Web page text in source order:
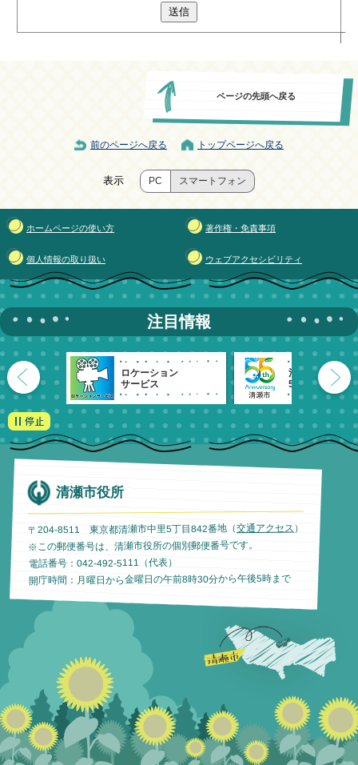
送信
ページの先頭へ戻る
前のページへ戻る トップページへ戻る
表示 PC スマートフォン
ホームページの使い方 著作権・免責事項
個人情報の取り扱い ウェブアクセシビリティ
注目情報
ロケーション
サービス
清瀬市
55周年記念
清瀬市役所
〒204-8511 東京都清瀬市中里5丁目842番地（交通アクセス ）
※この郵便番号は、清瀬市役所の個別郵便番号です。
電話番号：042-492-5111（代表）
開庁時間：月曜日から金曜日の午前8時30分から午後5時まで